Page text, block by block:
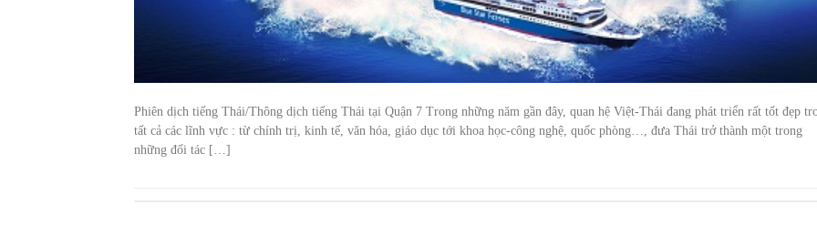
Phiên dịch tiếng Thái/Thông dịch tiếng Thái tại Quận 7 Trong những năm gần đây, quan hệ Việt-Thái đang phát triển rất tốt đẹp
tất cả các lĩnh vực : từ chính trị, kinh tế, văn hóa, giáo dục tới khoa học-công nghệ, quốc phòng…, đưa Thái trở thành một trong
những đối tác […]